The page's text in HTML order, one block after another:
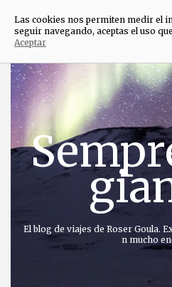
Saltar
contenido
El blog de viajes de Roser Goula.
n mucho
Las cookies nos permiten medir el
seguir navegando, aceptas el uso
Aceptar